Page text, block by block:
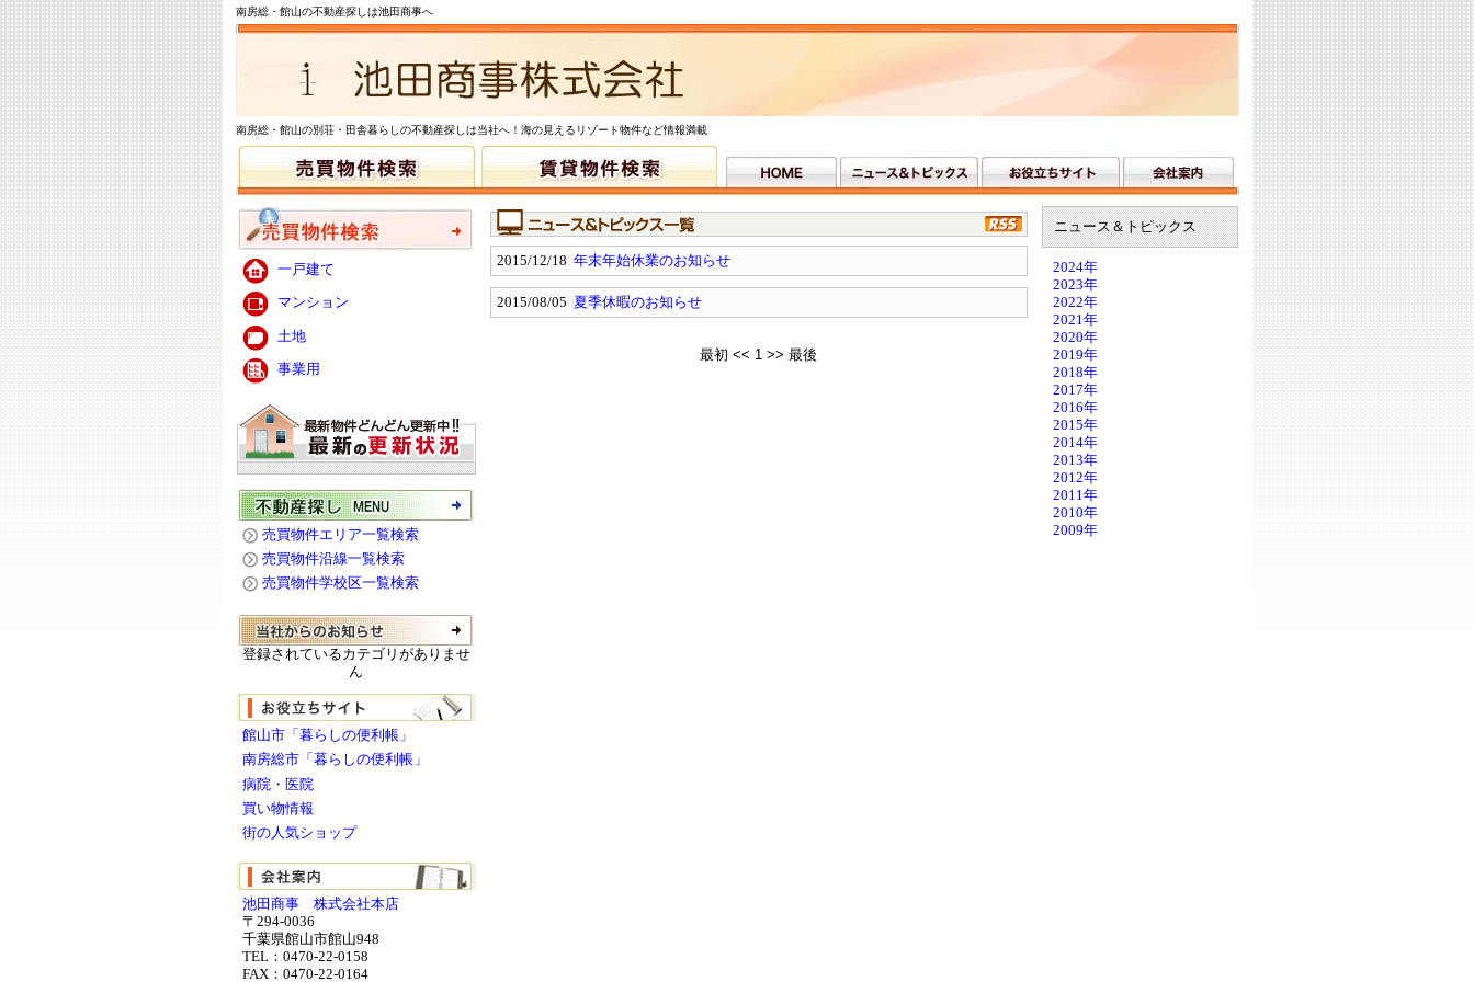
南房総・館山の不動産探しは池田商事へ
南房総・館山の別荘・田舎暮らしの不動産探しは当社へ！海の見えるリゾート物件など情報満載
一戸建て
マンション
土地
事業用
売買物件エリア一覧検索
売買物件沿線一覧検索
売買物件学校区一覧検索
登録されているカテゴリがありませ
ん
館山市「暮らしの便利帳」
南房総市「暮らしの便利帳」
病院・医院
買い物情報
街の人気ショップ
池田商事 株式会社本店
〒294-0036
千葉県館山市館山948
TEL：0470-22-0158
FAX：0470-22-0164
ニュース＆トピックス
2024年
2023年
2022年
2021年
2020年
2019年
2018年
2017年
2016年
2015年
2014年
2013年
2012年
2011年
2010年
2009年
2015/12/18 年末年始休業のお知らせ
2015/08/05 夏季休暇のお知らせ
最初 << 1 >> 最後